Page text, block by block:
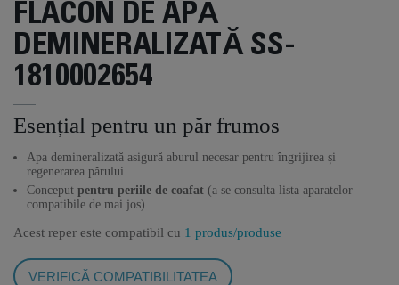
FLACON DE APĂ
DEMINERALIZATĂ SS-
1810002654
Esențial pentru un păr frumos
Apa demineralizată asigură aburul necesar pentru îngrijirea și
regenerarea părului.
Conceput pentru periile de coafat (a se consulta lista aparatelor
compatibile de mai jos)
Acest reper este compatibil cu 1 produs/produse
VERIFICĂ COMPATIBILITATEA